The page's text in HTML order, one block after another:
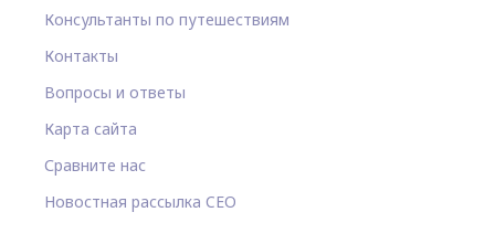
Консультанты по путешествиям
Контакты
Вопросы и ответы
Карта сайта
Сравните нас
Новостная рассылка CEO